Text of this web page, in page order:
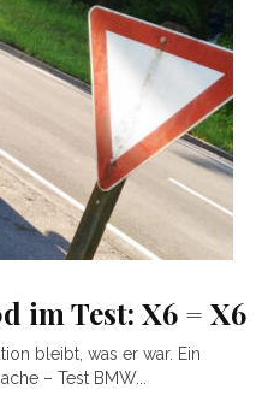
im Test: X6 = X6
bleibt, was er war. Ein
– Test BMW...